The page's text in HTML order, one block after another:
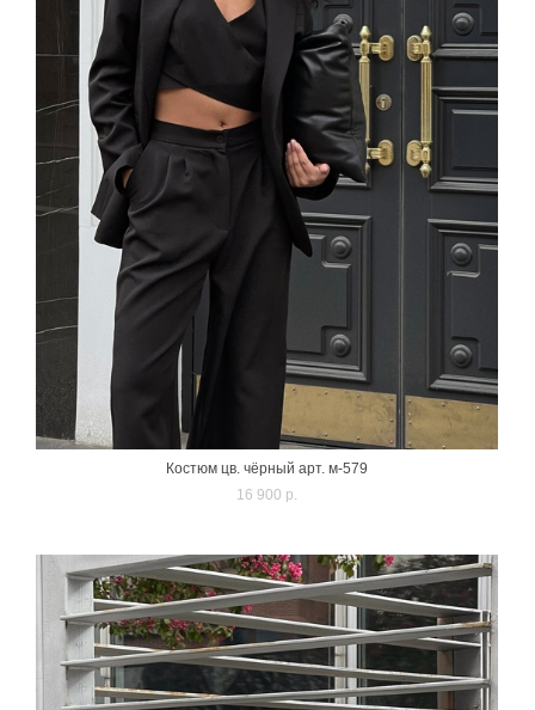
Костюм цв. чёрный арт. м-579
16 900 p.